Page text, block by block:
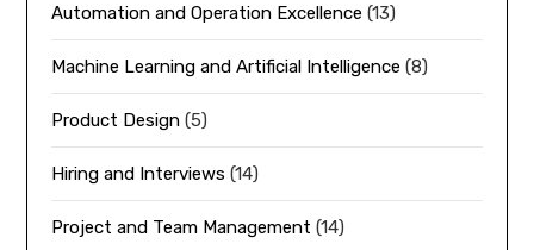
Automation and Operation Excellence (13)
Machine Learning and Artificial Intelligence (8)
Product Design (5)
Hiring and Interviews (14)
Project and Team Management (14)